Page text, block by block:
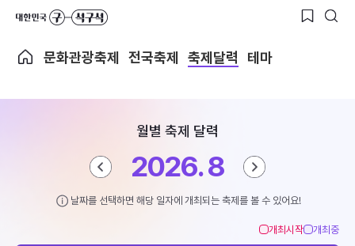
문화관광축제 전국축제 축제달력 테마
월별 축제 달력
2026. 8
날짜를 선택하면 해당 일자에 개최되는 축제를 볼 수 있어요!
개최시작 개최중